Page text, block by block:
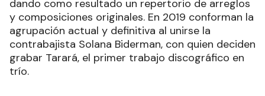
dando como resultado un repertorio de arreglos
y composiciones originales. En 2019 conforman la
agrupación actual y definitiva al unirse la
contrabajista Solana Biderman, con quien deciden
grabar Tarará, el primer trabajo discográfico en
trío.